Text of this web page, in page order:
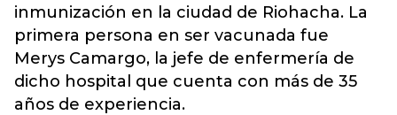
inmunización en la ciudad de Riohacha. La
primera persona en ser vacunada fue
Merys Camargo, la jefe de enfermería de
dicho hospital que cuenta con más de 35
años de experiencia.